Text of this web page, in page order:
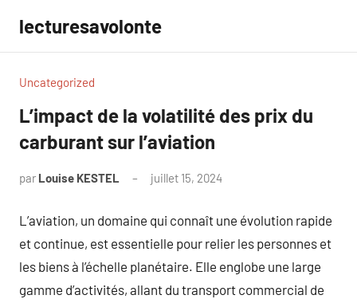
contenu
lecturesavolonte
Uncategorized
L’impact de la volatilité des prix du
carburant sur l’aviation
par Louise KESTEL juillet 15, 2024
L’aviation, un domaine qui connaît une évolution rapide
et continue, est essentielle pour relier les personnes et
les biens à l’échelle planétaire. Elle englobe une large
gamme d’activités, allant du transport commercial de